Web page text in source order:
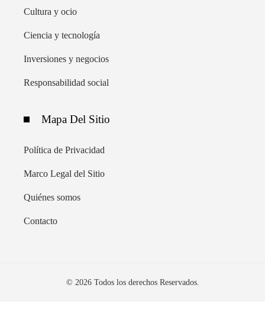
Cultura y ocio
Ciencia y tecnología
Inversiones y negocios
Responsabilidad social
Mapa Del Sitio
Política de Privacidad
Marco Legal del Sitio
Quiénes somos
Contacto
© 2026 Todos los derechos Reservados.